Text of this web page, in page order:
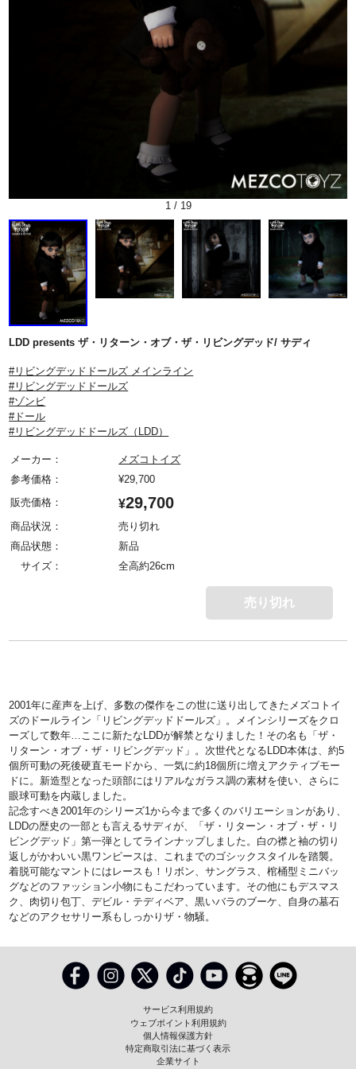
1/ 19
LDD presents ザ・リターン・オブ・ザ・リビングデッド/ サディ
#リビングデッドドールズ メインライン
#リビングデッドドールズ
#ゾンビ
#ドール
#リビングデッドドールズ（LDD）
メーカー：
メズコトイズ
参考価格：
¥29,700
販売価格：
¥29,700
商品状況：
売り切れ
商品状態：
新品
サイズ：
全高約26cm
売り切れ
2001年に産声を上げ、多数の傑作をこの世に送り出してきたメズコトイ
ズのドールライン「リビングデッドドールズ」。メインシリーズをクロ
ーズして数年…ここに新たなLDDが解禁となりました！その名も「ザ・
リターン・オブ・ザ・リビングデッド」。次世代となるLDD本体は、約5
個所可動の死後硬直モードから、一気に約18個所に増えアクティブモー
ドに。新造型となった頭部にはリアルなガラス調の素材を使い、さらに
眼球可動を内蔵しました。
記念すべき2001年のシリーズ1から今まで多くのバリエーションがあり、
LDDの歴史の一部とも言えるサディが、「ザ・リターン・オブ・ザ・リ
ビングデッド」第一弾としてラインナップしました。白の襟と袖の切り
返しがかわいい黒ワンピースは、これまでのゴシックスタイルを踏襲。
着脱可能なマントにはレースも！リボン、サングラス、棺桶型ミニバッ
グなどのファッション小物にもこだわっています。その他にもデスマス
ク、肉切り包丁、デビル・テディベア、黒いバラのブーケ、自身の墓石
などのアクセサリー系もしっかりザ・物騒。
サービス利用規約
ウェブポイント利用規約
個人情報保護方針
特定商取引法に基づく表示
企業サイト